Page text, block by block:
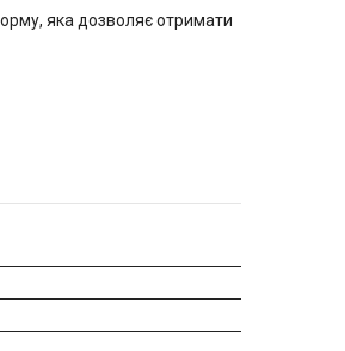
яка дозволяє отримати